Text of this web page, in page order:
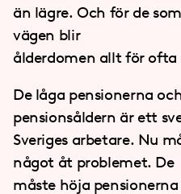
än lägre. Och för de
vägen blir
ålderdomen allt för
De låga pensionerna
pensionsåldern är ett
Sveriges arbetare. Nu
något åt problemet. De
måste höja